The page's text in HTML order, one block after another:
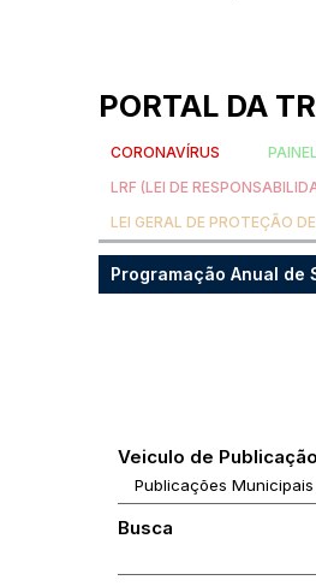
PORTAL DA
CORONAVÍRUS
LRF (LEI DE
LEI GERAL DE PROTEÇÃO
Programação Anual de
Veiculo de Publicação
Busca